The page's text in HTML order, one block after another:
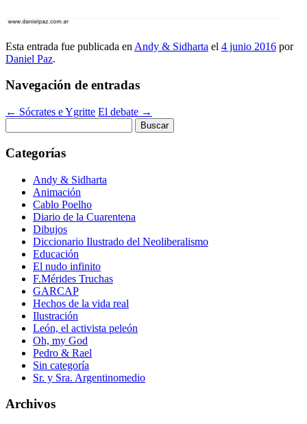
Esta entrada fue publicada en Andy & Sidharta el 4 junio 2016 por
Daniel Paz.
Navegación de entradas
← Sócrates e Ygritte El debate →
Categorías
Andy & Sidharta
Animación
Cablo Poelho
Diario de la Cuarentena
Dibujos
Diccionario Ilustrado del Neoliberalismo
Educación
El nudo infinito
F.Mérides Truchas
GARCAP
Hechos de la vida real
Ilustración
León, el activista peleón
Oh, my God
Pedro & Rael
Sin categoría
Sr. y Sra. Argentinomedio
Archivos